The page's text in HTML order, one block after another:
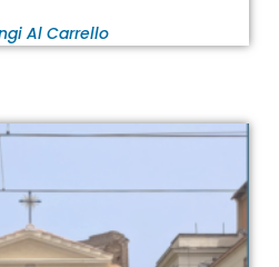
Al Carrello